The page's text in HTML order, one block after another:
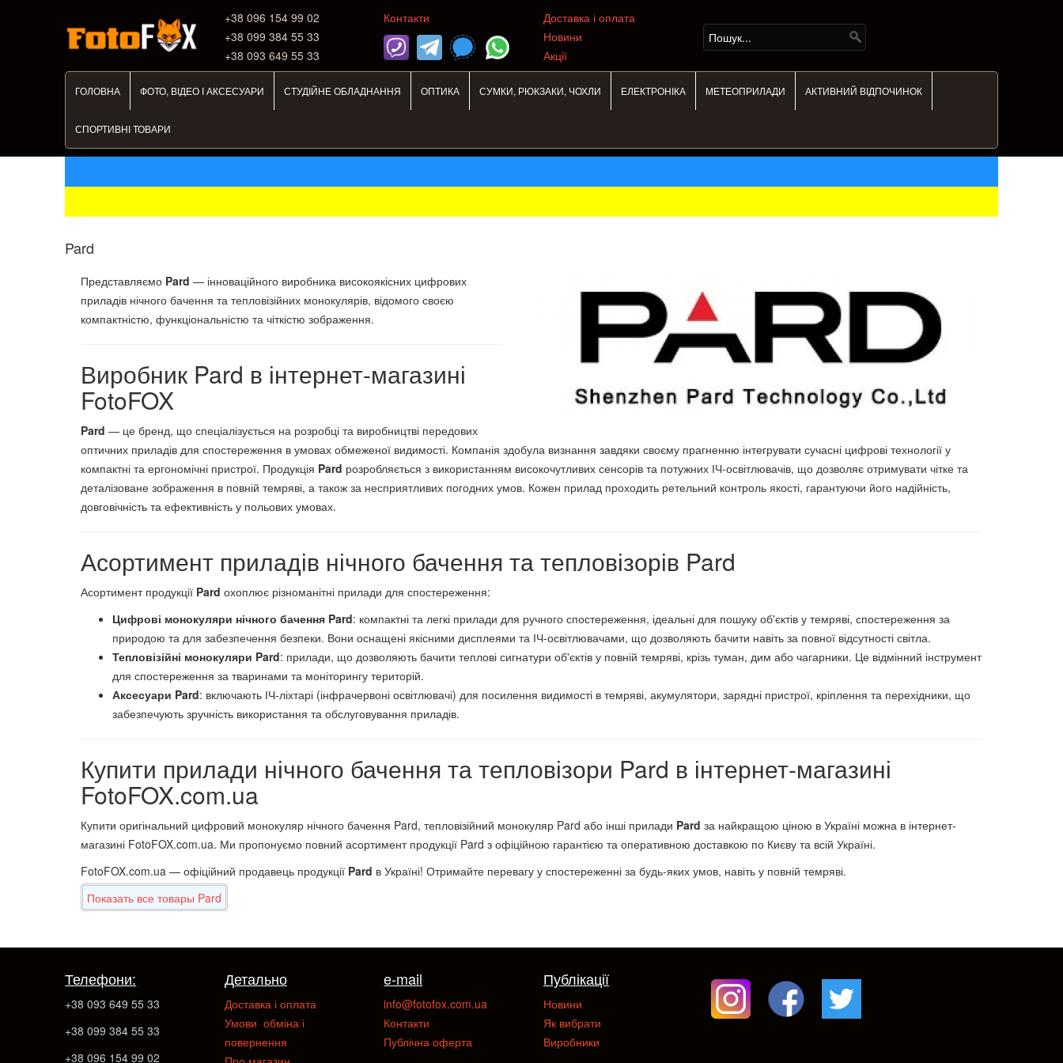
+38 ‎096 154 99 02
+38 099 384 55 33
+38 093 649 55 33
Контакти
Доставка і оплата
Новини
Акції
ГОЛОВНА ФОТО, ВІДЕО І АКСЕСУАРИ СТУДІЙНЕ ОБЛАДНАННЯ ОПТИКА СУМКИ, РЮКЗАКИ, ЧОХЛИ ЕЛЕКТРОНІКА МЕТЕОПРИЛАДИ АКТИВНИЙ ВІДПОЧИНОК
СПОРТИВНІ ТОВАРИ
Pard
Представляємо Pard — інноваційного виробника високоякісних цифрових
приладів нічного бачення та тепловізійних монокулярів, відомого своєю
компактністю, функціональністю та чіткістю зображення.
Виробник Pard в інтернет-магазині
FotoFOX
Pard — це бренд, що спеціалізується на розробці та виробництві передових
оптичних приладів для спостереження в умовах обмеженої видимості. Компанія здобула визнання завдяки своєму прагненню інтегрувати сучасні цифрові технології у
компактні та ергономічні пристрої. Продукція Pard розробляється з використанням високочутливих сенсорів та потужних ІЧ-освітлювачів, що дозволяє отримувати чітке та
деталізоване зображення в повній темряві, а також за несприятливих погодних умов. Кожен прилад проходить ретельний контроль якості, гарантуючи його надійність,
довговічність та ефективність у польових умовах.
Асортимент приладів нічного бачення та тепловізорів Pard
Асортимент продукції Pard охоплює різноманітні прилади для спостереження:
Цифрові монокуляри нічного бачення Pard: компактні та легкі прилади для ручного спостереження, ідеальні для пошуку об'єктів у темряві, спостереження за
природою та для забезпечення безпеки. Вони оснащені якісними дисплеями та ІЧ-освітлювачами, що дозволяють бачити навіть за повної відсутності світла.
Тепловізійні монокуляри Pard: прилади, що дозволяють бачити теплові сигнатури об'єктів у повній темряві, крізь туман, дим або чагарники. Це відмінний інструмент
для спостереження за тваринами та моніторингу територій.
Аксесуари Pard: включають ІЧ-ліхтарі (інфрачервоні освітлювачі) для посилення видимості в темряві, акумулятори, зарядні пристрої, кріплення та перехідники, що
забезпечують зручність використання та обслуговування приладів.
Купити прилади нічного бачення та тепловізори Pard в інтернет-магазині
FotoFOX.com.ua
Купити оригінальний цифровий монокуляр нічного бачення Pard, тепловізійний монокуляр Pard або інші прилади Pard за найкращою ціною в Україні можна в інтернет-
магазині FotoFOX.com.ua. Ми пропонуємо повний асортимент продукції Pard з офіційною гарантією та оперативною доставкою по Києву та всій Україні.
FotoFOX.com.ua — офіційний продавець продукції Pard в Україні! Отримайте перевагу у спостереженні за будь-яких умов, навіть у повній темряві.
Показать все товары Pard
Телефони:
+38 093 649 55 33
+38 099 384 55 33
+38 096 154 99 02
Детально
Доставка і оплата
Умови обміна і
повернення
e-mail
info@fotofox.com.ua
Контакти
Публічна оферта
Публікації
Новини
Як вибрати
Виробники